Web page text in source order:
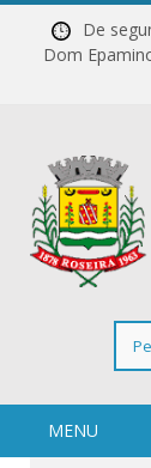
De
Dom
por:
MENU